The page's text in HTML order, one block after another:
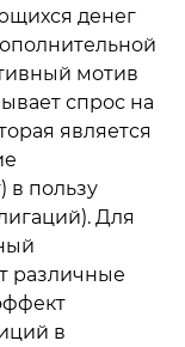
денег
мотив
спрос на
является
в пользу
Для
различные
в